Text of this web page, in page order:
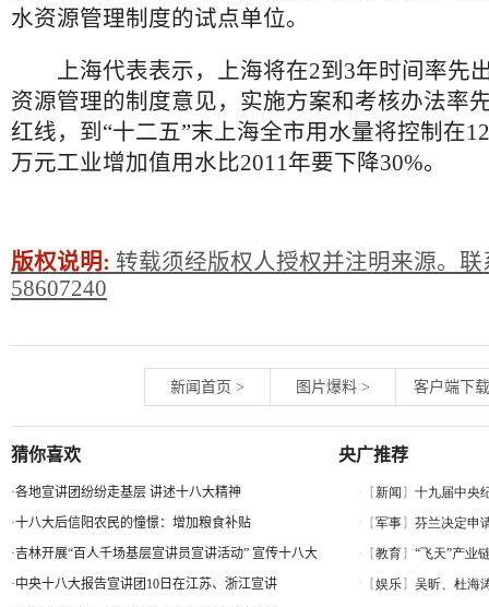
水资源管理制度的试点单位。
上海代表表示，上海将在2到3年时间率先
资源管理的制度意见，实施方案和考核办法率
红线，到“十二五”末上海全市用水量将控制在
万元工业增加值用水比2011年要下降30%。
版权说明: 转载须经版权人授权并注明来源。联
58607240
新闻首页 > 图片爆料 > 客户端下载
猜你喜欢
·各地宣讲团纷纷走基层 讲述十八大精神
·十八大后信阳农民的憧憬：增加粮食补贴
·吉林开展“百人千场基层宣讲员宣讲活动” 宣传十八大
·中央十八大报告宣讲团10日在江苏、浙江宣讲
央广推荐